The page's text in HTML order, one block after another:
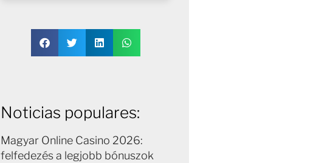
Noticias populares:
Magyar Online Casino 2026:
felfedezés a legjobb bónuszok